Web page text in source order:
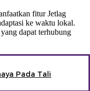
fitur Jetlag
ke waktu lokal.
dapat terhubung
Pada Tali